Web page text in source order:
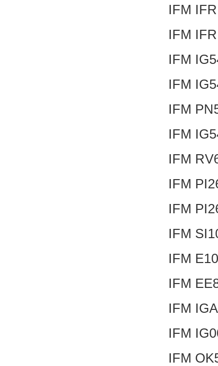
IFM
IFM
IFM
IFM
IFM
IFM
IFM
IFM
IFM
IFM
IFM
IFM
IFM
IFM
IFM